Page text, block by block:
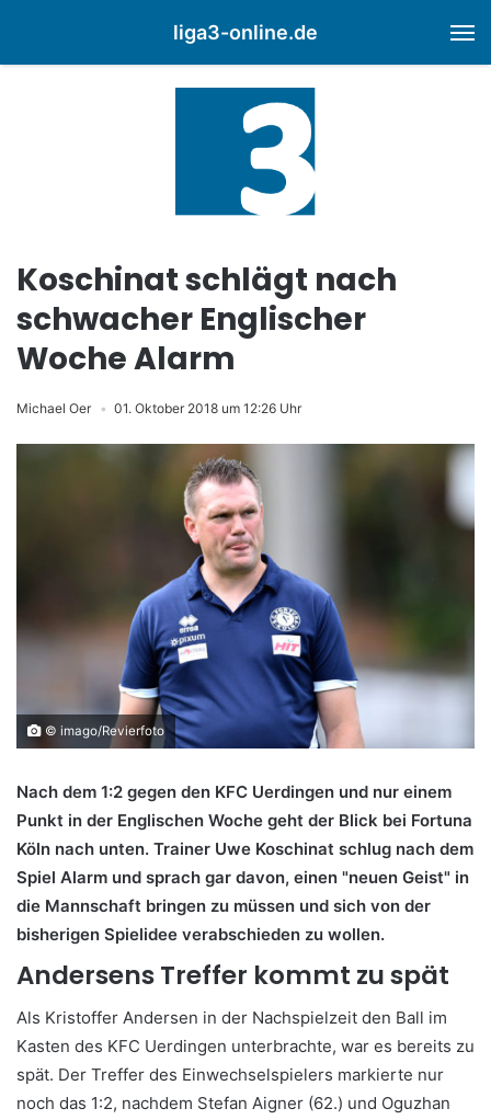
liga3-online.de
Koschinat schlägt nach
schwacher Englischer
Woche Alarm
Michael Oer 01. Oktober 2018 um 12:26 Uhr
© imago/Revierfoto
Nach dem 1:2 gegen den KFC Uerdingen und nur einem
Punkt in der Englischen Woche geht der Blick bei Fortuna
Köln nach unten. Trainer Uwe Koschinat schlug nach dem
Spiel Alarm und sprach gar davon, einen "neuen Geist" in
die Mannschaft bringen zu müssen und sich von der
bisherigen Spielidee verabschieden zu wollen.
Andersens Treffer kommt zu spät
Als Kristoffer Andersen in der Nachspielzeit den Ball im
Kasten des KFC Uerdingen unterbrachte, war es bereits zu
spät. Der Treffer des Einwechselspielers markierte nur
noch das 1:2, nachdem Stefan Aigner (62.) und Oguzhan